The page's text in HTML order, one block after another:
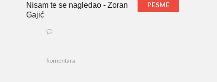
Nisam te se nagledao - Zoran
Gajić
PESME
komentara